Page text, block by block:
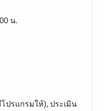
น.
ปรแกรมให้), ประเมิน